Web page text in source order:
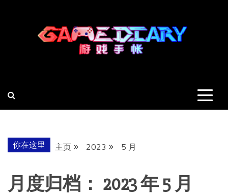
你在这里 主页 2023 5 月
月度归档： 2023 年 5 月